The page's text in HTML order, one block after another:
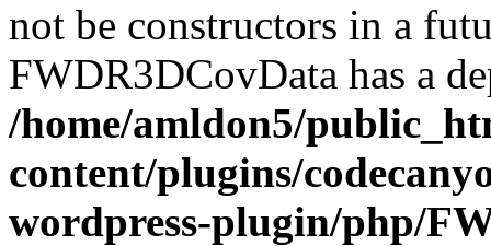
not be constructors in a
FWDR3DCovData has a
/home/amldon5/
content/plugins/
wordpress-plugin/php/